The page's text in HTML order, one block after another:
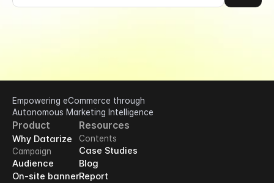
Empowering eCommerce through
Autonomous Marketing Intelligence
Product
Why Datarize
Campaign
Audience
On-site banner
Resources
Contents
Case Studies
Blog
Report